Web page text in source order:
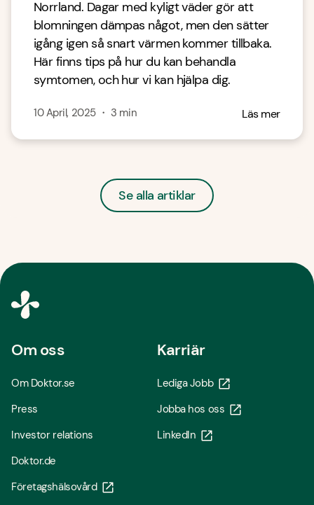
Norrland. Dagar med kyligt väder gör att
blomningen dämpas något, men den sätter
igång igen så snart värmen kommer tillbaka.
Här finns tips på hur du kan behandla
symtomen, och hur vi kan hjälpa dig.
10 April, 2025・ 3 min Läs mer
Se alla artiklar
Om oss
Om Doktor.se
Press
Investor relations
Doktor.de
Företagshälsovård
Karriär
Lediga Jobb
Jobba hos oss
LinkedIn